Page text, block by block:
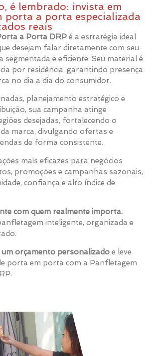
é lembrado: invista em
porta a porta especializada
reais
a Porta DRP é a estratégia ideal
desejam falar diretamente com seu
segmentada e eficiente. Seu material é
por residência, garantindo presença
no dia a dia do consumidor.
planejamento estratégico e
sua campanha atinge
desejadas, fortalecendo o
marca, divulgando ofertas e
de forma consistente.
mais eficazes para negócios
promoções e campanhas sazonais,
confiança e alto índice de
com quem realmente importa.
inteligente, organizada e
um orçamento personalizado e leve
porta em porta com a Panfletagem